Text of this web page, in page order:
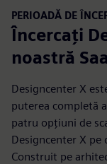
PERIOADĂ DE
Încercați
noastră
Designcenter X
puterea completă
patru opțiuni de
Designcenter X pe
Construit pe